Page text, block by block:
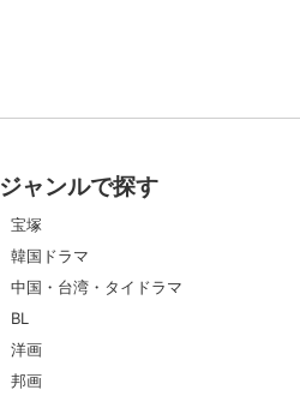
ジャンルで探す
宝塚
韓国ドラマ
中国・台湾・タイドラマ
BL
洋画
邦画